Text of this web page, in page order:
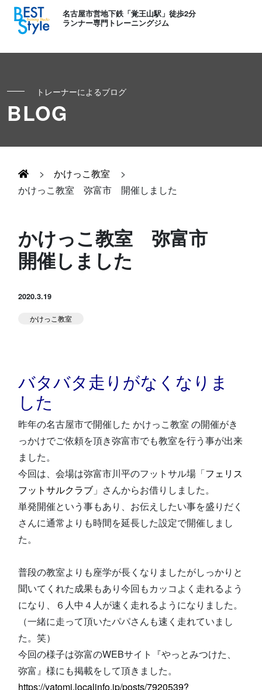
名古屋市営地下鉄「覚王山駅」徒歩2分
ランナー専門トレーニングジム
初めての方へ
お客様の声
足育
Runner's パーソナル
Runner's ピラティス
キッズ・かけっこ
お知らせ
NEWS
アクセス 問い合せ
体験予約する
トレーナーによるブログ
BLOG
> かけっこ教室
>
かけっこ教室 弥富市 開催しました
かけっこ教室 弥富市
開催しました
2020.3.19
かけっこ教室
バタバタ走りがなくなりま
した
昨年の名古屋市で開催した かけっこ教室 の開催がき
っかけでご依頼を頂き弥富市でも教室を行う事が出来
ました。
今回は、会場は弥富市川平のフットサル場「フェリス
フットサルクラブ」さんからお借りしました。
単発開催という事もあり、お伝えしたい事を盛りだく
さんに通常よりも時間を延長した設定で開催しまし
た。
普段の教室よりも座学が長くなりましたがしっかりと
聞いてくれた成果もあり今回もカッコよく走れるよう
になり、６人中４人が速く走れるようになりました。
（一緒に走って頂いたパパさんも速く走れていまし
た。笑）
今回の様子は弥富のWEBサイト『やっとみつけた、
弥富』様にも掲載をして頂きました。
https://yatomi.localinfo.jp/posts/7920539?